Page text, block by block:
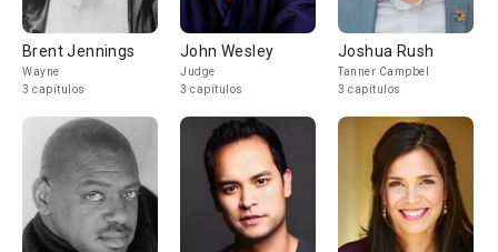
Brent Jennings
Wayne
3 capítulos
John Wesley
Judge
3 capítulos
Joshua Rush
Tanner Campbel
3 capítulos